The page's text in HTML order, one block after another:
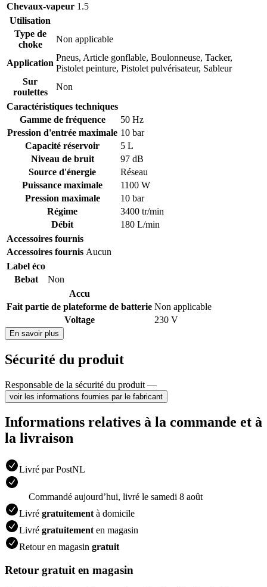
Chevaux-vapeur 1.5
Utilisation
Type de
choke
Non applicable
Application
Pneus, Article gonflable, Boulonneuse, Tacker,
Pistolet peinture, Pistolet pulvérisateur, Sableur
Sur
roulettes
Non
Caractéristiques techniques
Gamme de fréquence
50 Hz
Pression d'entrée maximale 10 bar
Capacité réservoir
5 L
Niveau de bruit
97 dB
Source d'énergie
Réseau
Puissance maximale
1100 W
Pression maximale
10 bar
Régime
3400 tr/min
Débit
180 L/min
Accessoires fournis
Accessoires fournis Aucun
Label éco
Bebat
Non
Accu
Fait partie de plateforme de batterie Non applicable
Voltage
230 V
En savoir plus
Sécurité du produit
Responsable de la sécurité du produit —
voir les informations fournies par le fabricant
Informations relatives à la commande et à
la livraison
Livré par PostNL
Commandé aujourdʼhui, livré le samedi 8 août
Livré gratuitement à domicile
Livré gratuitement en magasin
Retour en magasin gratuit
Retour gratuit en magasin